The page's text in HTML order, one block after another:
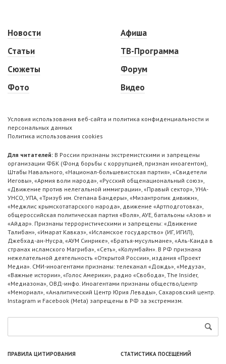
Новости
Статьи
Сюжеты
Фото
Афиша
ТВ-Программа
Форум
Видео
Условия использования веб-сайта и политика конфиденциальности и
персональных данных
Политика использования cookies
Для читателей: В России признаны экстремистскими и запрещены
организации ФБК (Фонд борьбы с коррупцией, признан иноагентом),
Штабы Навального, «Национал-большевистская партия», «Свидетели
Иеговы», «Армия воли народа», «Русский общенациональный союз»,
«Движение против нелегальной иммиграции», «Правый сектор», УНА-
УНСО, УПА, «Тризуб им. Степана Бандеры», «Мизантропик дивижн»,
«Меджлис крымскотатарского народа», движение «Артподготовка»,
общероссийская политическая партия «Воля», АУЕ, батальоны «Азов» и
«Айдар». Признаны террористическими и запрещены: «Движение
Талибан», «Имарат Кавказ», «Исламское государство» (ИГ, ИГИЛ),
Джебхад-ан-Нусра, «АУМ Синрике», «Братья-мусульмане», «Аль-Каида в
странах исламского Магриба», «Сеть», «Колумбайн». В РФ признана
нежелательной деятельность «Открытой России», издания «Проект
Медиа». СМИ-иноагентами признаны: телеканал «Дождь», «Медуза»,
«Важные истории», «Голос Америки», радио «Свобода», The Insider,
«Медиазона», ОВД-инфо. Иноагентами признаны общество/центр
«Мемориал», «Аналитический Центр Юрия Левады», Сахаровский центр.
Instagram и Facebook (Metа) запрещены в РФ за экстремизм.
ПРАВИЛА ЦИТИРОВАНИЯ СТАТИСТИКА ПОСЕЩЕНИЙ